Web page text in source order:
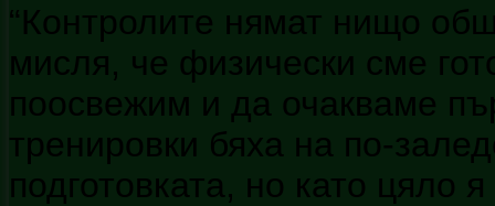
“Контролите нямат нищо
мисля, че физически сме
поосвежим и да очакваме
тренировки бяха на по-
подготовката, но като цяло